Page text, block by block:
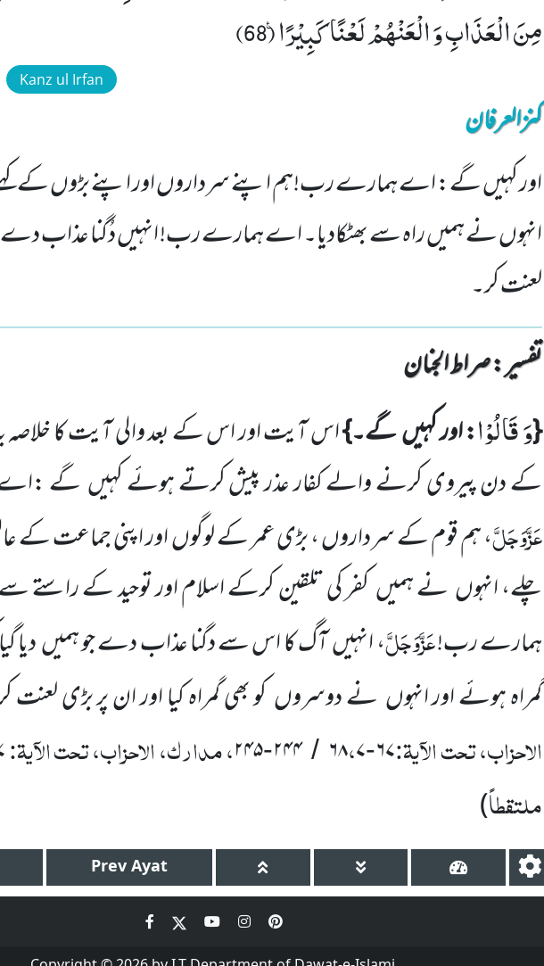
مِنَ الْعَذَابِ وَ الْعَنْهُمْ لَعْنًا كَبِیْرًا۠ (68)
Kanz ul Irfan
کنزالعرفان
اور کہیں گے: اے ہمارے رب!ہم اپنے سرداروں اور اپنے بڑوں کے
انہوں نے ہمیں راہ سے بھٹکادیا۔ اے ہمارے رب! انہیں دُگنا عذاب دے
لعنت کر۔
تفسیر : ‎صراط الجنان
{وَ قَالُوْا: اور کہیں گے۔}اس آیت اور اس کے بعد والی آیت کا خلاصہ
کے دن پیروی کرنے والے کفار عذر پیش کرتے ہوئے کہیں گے
عَزَّوَجَلَّ، ہم قوم کے سرداروں ، بڑی عمر کے لوگوں اور اپنی جماعت کے
چلے، انہوں نے ہمیں کفر کی تلقین کرکے اسلام اور توحید کے راستے
ہمارے رب!عَزَّوَجَلَّ، انہیں آگ کا اس سے دگنا عذاب دے جو ہمیں دیا گیا
گمراہ ہوئے اور انہوں نے دوسروں کو بھی گمراہ کیا اور ان پر بڑی لعنت
الاحزاب، تحت الآیۃ:۶۷- ۶۸،۷ /۲۴۴-۲۴۵، مدارک، الاحزاب، تحت الآیۃ:
ملتقطاً)
Prev Ayat